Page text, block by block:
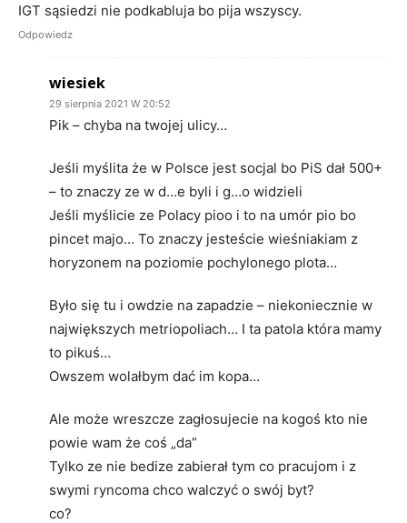
IGT sąsiedzi nie podkabluja bo pija wszyscy.
Odpowiedz
wiesiek
29 sierpnia 2021 W 20:52
Pik – chyba na twojej ulicy…
Jeśli myślita że w Polsce jest socjal bo PiS dał 500+
– to znaczy ze w d…e byli i g…o widzieli
Jeśli myślicie ze Polacy pioo i to na umór pio bo
pincet majo… To znaczy jesteście wieśniakiam z
horyzonem na poziomie pochylonego plota…
Było się tu i owdzie na zapadzie – niekoniecznie w
największych metriopoliach… I ta patola która mamy
to pikuś…
Owszem wolałbym dać im kopa…
Ale może wreszcze zagłosujecie na kogoś kto nie
powie wam że coś „da”
Tylko ze nie bedize zabierał tym co pracujom i z
swymi ryncoma chco walczyć o swój byt?
co?